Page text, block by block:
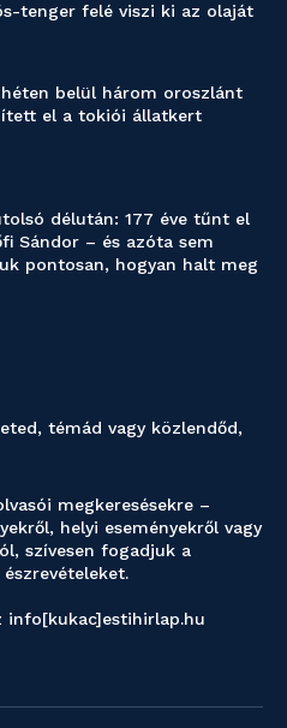
tenger felé viszi ki az olaját
héten belül három oroszlánt
el a tokiói állatkert
délután: 177 éve tűnt el
Sándor – és azóta sem
pontosan, hogyan halt meg
témád vagy közlendőd,
megkeresésekre –
helyi eseményekről vagy
szívesen fogadjuk a
info[kukac]estihirlap.hu